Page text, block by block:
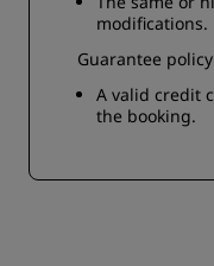
modifications.
Guarantee policy
A valid credit
the booking.